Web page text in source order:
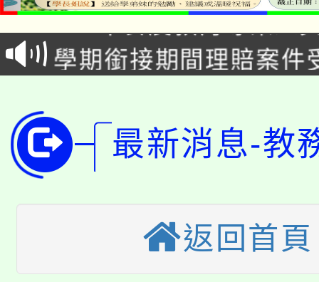
會
115年食農教育專業人
程
學期銜接期間理賠案件
版
公告本校115學年度第
代理(課)教師甄選結果(
「2026金融保險知識
車」活動
生本土語及新住民語歌
公告本校115學年度第
代理(課)教師甄選結果(
最新消息-教
返回首頁